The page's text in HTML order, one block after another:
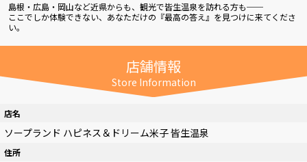
島根・広島・岡山など近県からも、観光で皆生温泉を訪れる方も──
ここでしか体験できない、あなただけの『最高の答え』を見つけに来てくださ
い。
店舗情報
Store Information
店名
ソープランド ハピネス＆ドリーム米子 皆生温泉
住所